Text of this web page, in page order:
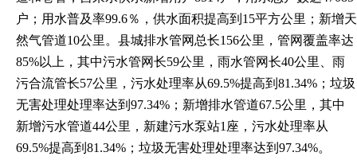
户；用水普及率99.6％，供水面积提高到15平方公里；新增天
然气管道10公里。县城排水管网总长156公里，管网覆盖率达
85%以上，其中污水管网长59公里，雨水管网长40公里、雨
污合流管长57公里，污水处理率从69.5%提高到81.34%；垃圾
无害处理处理率达到97.34%；新增排水管道67.5公里，其中
新增污水管道44公里，新建污水泵站1座，污水处理率从
69.5%提高到81.34%；垃圾无害处理处理率达到97.34%。